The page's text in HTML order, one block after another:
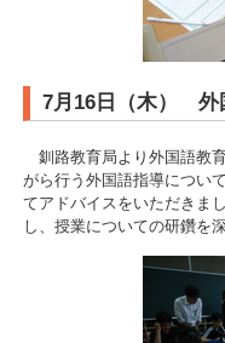
7月16日（木） 外
釧路教育局より外国語教
がら行う外国語指導につい
てアドバイスをいただきま
し、授業についての研鑽を